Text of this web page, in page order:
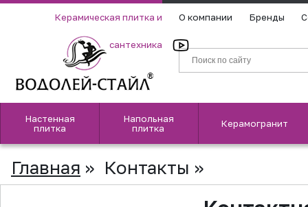
Керамическая плитка и
сантехника
О компании Бренды
Настенная
плитка
Напольная
плитка
Керамогранит
Главная » Контакты »